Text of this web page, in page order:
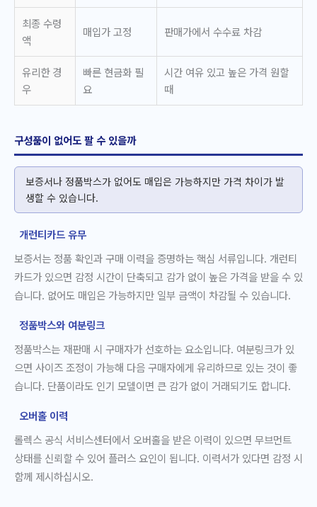
최종 수령
액
매입가 고정 판매가에서 수수료 차감
유리한 경
우
빠른 현금화 필
요
시간 여유 있고 높은 가격 원할
때
구성품이 없어도 팔 수 있을까
보증서나 정품박스가 없어도 매입은 가능하지만 가격 차이가 발
생할 수 있습니다.
개런티카드 유무
보증서는 정품 확인과 구매 이력을 증명하는 핵심 서류입니다. 개런티
카드가 있으면 감정 시간이 단축되고 감가 없이 높은 가격을 받을 수 있
습니다. 없어도 매입은 가능하지만 일부 금액이 차감될 수 있습니다.
정품박스와 여분링크
정품박스는 재판매 시 구매자가 선호하는 요소입니다. 여분링크가 있
으면 사이즈 조정이 가능해 다음 구매자에게 유리하므로 있는 것이 좋
습니다. 단품이라도 인기 모델이면 큰 감가 없이 거래되기도 합니다.
오버홀 이력
롤렉스 공식 서비스센터에서 오버홀을 받은 이력이 있으면 무브먼트
상태를 신뢰할 수 있어 플러스 요인이 됩니다. 이력서가 있다면 감정 시
함께 제시하십시오.